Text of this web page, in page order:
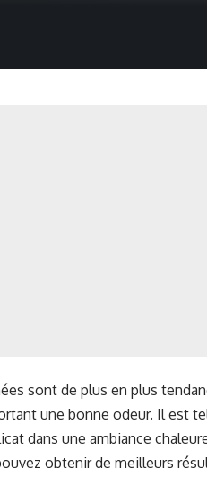
sont de plus en plus
une bonne odeur. Il est
dans une ambiance
obtenir de meilleurs